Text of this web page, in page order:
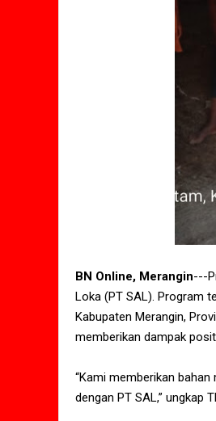
BN Online, Merangin---
Loka (PT SAL). Program
Kabupaten Merangin,
memberikan dampak
“Kami memberikan
dengan PT SAL,” ungkap